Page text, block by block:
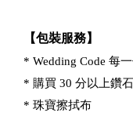
【包裝服務】
* Wedding Code 每
* 購買 30 分以上鑽
* 珠寶擦拭布